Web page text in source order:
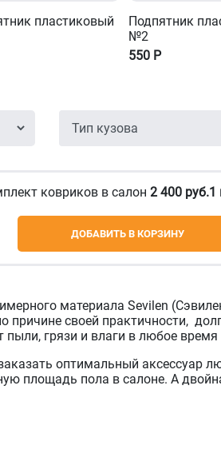
пластиковый
Подпятник
№2
550 Р
ковриков в салон2 400 руб.1
ДОБАВИТЬ В КОРЗИНУ
материала Sevilen
своей практичности,
грязи и влаги в любое время
оптимальный аксессуар
площадь пола в салоне. А